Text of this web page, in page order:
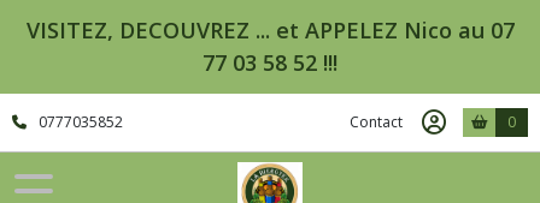
VISITEZ, DECOUVREZ ... et APPELEZ Nico au 07
77 03 58 52 !!!
0777035852 Contact 0